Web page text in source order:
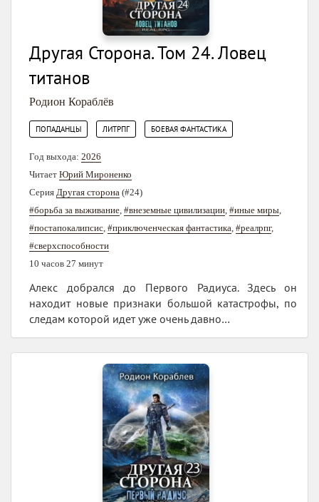
Другая Сторона. Том 24. Ловец
титанов
Родион Кораблёв
ПОПАДАНЦЫ ЛИТРПГ БОЕВАЯ ФАНТАСТИКА
Год выхода: 2026
Читает Юрий Мироненко
Серия Другая сторона (#24)
#борьба за выживание #внеземные цивилизации #иные миры
#постапокалипсис #приключенческая фантастика #реалрпг,
#сверхспособности
10 часов 27 минут
Алекс добрался до Первого Радиуса. Здесь он
находит новые признаки большой катастрофы, по
следам которой идет уже очень давно…